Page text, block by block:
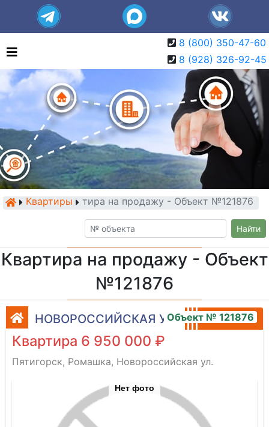
8 (800) 350-47-60
8 (928) 326-92-45
КвартирыКвартира на продажу - Объект №121876
Найти
Квартира на продажу - Объект
№121876
НОВОРОССИЙСКАЯ УЛ.Объект № 121876
Квартира 6 950 000 ₽
Пятигорск, Ромашка, Новороссийская ул.
Нет фото